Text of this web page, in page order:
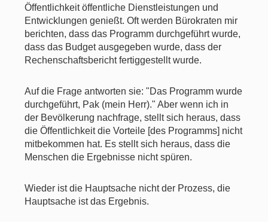
Öffentlichkeit öffentliche Dienstleistungen und
Entwicklungen genießt. Oft werden Bürokraten mir
berichten, dass das Programm durchgeführt wurde,
dass das Budget ausgegeben wurde, dass der
Rechenschaftsbericht fertiggestellt wurde.
Auf die Frage antworten sie: "Das Programm wurde
durchgeführt, Pak (mein Herr)." Aber wenn ich in
der Bevölkerung nachfrage, stellt sich heraus, dass
die Öffentlichkeit die Vorteile [des Programms] nicht
mitbekommen hat. Es stellt sich heraus, dass die
Menschen die Ergebnisse nicht spüren.
Wieder ist die Hauptsache nicht der Prozess, die
Hauptsache ist das Ergebnis.